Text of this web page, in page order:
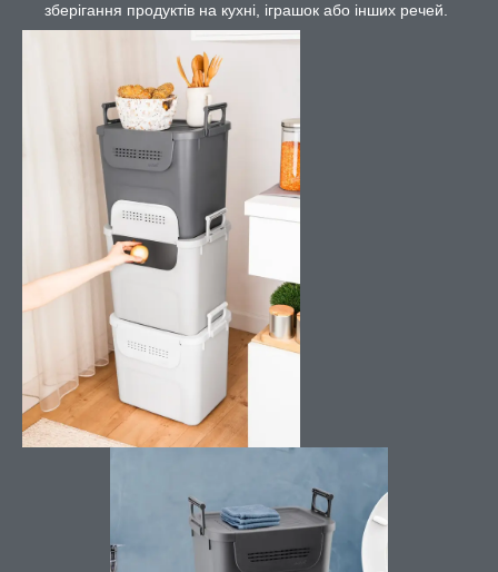
зберігання продуктів на кухні, іграшок або інших речей.